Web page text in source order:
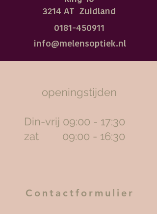
3214 AT Zuidland
0181-450911
info@melensoptiek.nl
openingstijden
Din-vrij 09:00 - 17:30
zat 09:00 - 16:30
Contactformulier